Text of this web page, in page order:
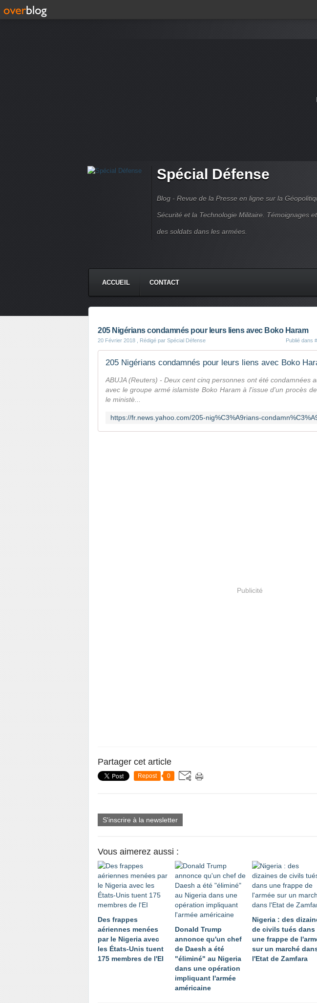
Spécial Défense
Blog - Revue de la Presse en ligne sur la
Sécurité et la Technologie Militaire. Témoignages
des soldats dans les armées.
ACCUEIL CONTACT
205 Nigérians condamnés pour leurs liens avec Boko Haram
20 Février 2018 , Rédigé par Spécial Défense Publié dans
205 Nigérians condamnés pour leurs liens avec Boko
ABUJA (Reuters) - Deux cent cinq personnes ont été condamnées
avec le groupe armé islamiste Boko Haram à l'issue d'un procès
le ministè...
Publicité
Partager cet article
Repost 0
S'inscrire à la newsletter
Vous aimerez aussi :
Des frappes
aériennes menées
par le Nigeria avec
les États-Unis tuent
175 membres de l'EI
Donald Trump
annonce qu'un chef
de Daesh a été
"éliminé" au Nigeria
dans une opération
impliquant l'armée
américaine
Nigeria : des
de civils tués dans
une frappe de
sur un marché
l'Etat de Zamfara